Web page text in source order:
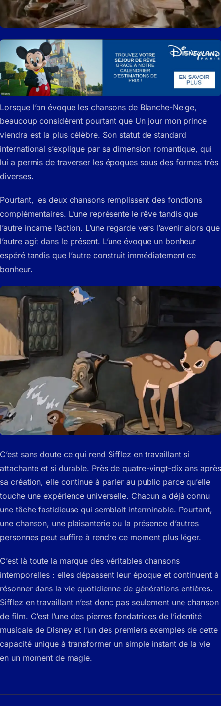
Lorsque l’on évoque les chansons de Blanche-Neige,
beaucoup considèrent pourtant que Un jour mon prince
viendra est la plus célèbre. Son statut de standard
international s’explique par sa dimension romantique, qui
lui a permis de traverser les époques sous des formes très
diverses.
Pourtant, les deux chansons remplissent des fonctions
complémentaires. L’une représente le rêve tandis que
l’autre incarne l’action. L’une regarde vers l’avenir alors que
l’autre agit dans le présent. L’une évoque un bonheur
espéré tandis que l’autre construit immédiatement ce
bonheur.
C’est sans doute ce qui rend Sifflez en travaillant si
attachante et si durable. Près de quatre-vingt-dix ans après
sa création, elle continue à parler au public parce qu’elle
touche une expérience universelle. Chacun a déjà connu
une tâche fastidieuse qui semblait interminable. Pourtant,
une chanson, une plaisanterie ou la présence d’autres
personnes peut suffire à rendre ce moment plus léger.
C’est là toute la marque des véritables chansons
intemporelles : elles dépassent leur époque et continuent à
résonner dans la vie quotidienne de générations entières.
Sifflez en travaillant n’est donc pas seulement une chanson
de film. C’est l’une des pierres fondatrices de l’identité
musicale de Disney et l’un des premiers exemples de cette
capacité unique à transformer un simple instant de la vie
en un moment de magie.